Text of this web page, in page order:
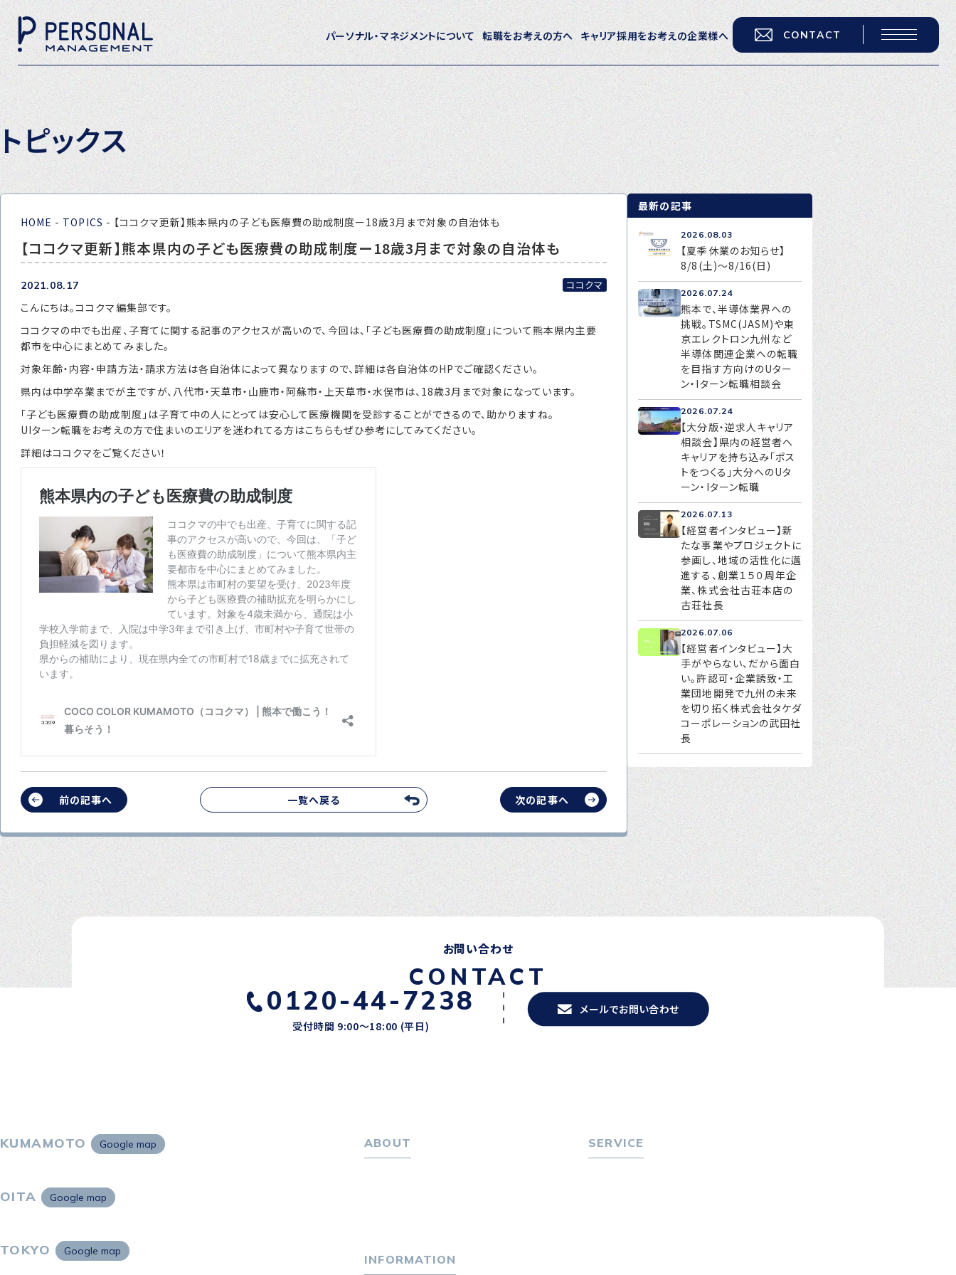
パーソナル・マネジメントについて 転職をお考えの方へ キャリア採用をお考えの企業様へ CONTACT
ホーム
パーソナル・マネジメントについて
会社概要
採用情報
トピックス
転職をお考えの方へ
転職エージェントサービス
転職相談会
転職者の声
キャリア採用をお考えの企業様へ
選ばれる４つの理由
４つの特長で解決
独自の採用スキーム
お問い合わせ
プライバシーポリシー
トピックス
HOME - TOPICS - 【ココクマ更新】熊本県内の子ども医療費の助成制度ー18歳3月まで対象の自治体も
【ココクマ更新】熊本県内の子ども医療費の助成制度ー18歳3月まで対象の自治体も
2021.08.17 ココクマ
こんにちは。ココクマ編集部です。
ココクマの中でも出産、子育てに関する記事のアクセスが高いので、今回は、「子ども医療費の助成制度」について熊本県内主要
都市を中心にまとめてみました。
対象年齢・内容・申請方法・請求方法は各自治体によって異なりますので、詳細は各自治体のHPでご確認ください。
県内は中学卒業までが主ですが、八代市・天草市・山鹿市・阿蘇市・上天草市・水俣市は、18歳3月まで対象になっています。
「子ども医療費の助成制度」は子育て中の人にとっては安心して医療機関を受診することができるので、助かりますね。
UIターン転職をお考えの方で住まいのエリアを迷われてる方はこちらもぜひ参考にしてみてください。
詳細はココクマをご覧ください！
前の記事へ 一覧へ戻る 次の記事へ
最新の記事
2026.08.03
【夏季休業のお知らせ】
8/8(土)～8/16(日)
2026.07.24
熊本で、半導体業界への
挑戦。TSMC(JASM)や東
京エレクトロン九州など
半導体関連企業への転職
を目指す方向けのUター
ン・Iターン転職相談会
2026.07.24
【大分版・逆求人キャリア
相談会】県内の経営者へ
キャリアを持ち込み「ポス
トをつくる」大分へのUタ
ーン・Iターン転職
2026.07.13
【経営者インタビュー】新
たな事業やプロジェクトに
参画し、地域の活性化に邁
進する、創業１５０周年企
業、株式会社古荘本店の
古荘社長
2026.07.06
【経営者インタビュー】大
手がやらない、だから面白
い。許認可・企業誘致・工
業団地開発で九州の未来
を切り拓く株式会社タケダ
コーポレーションの武田社
長
お問い合わせ
CONTACT
0120-44-7238
受付時間 9:00〜18:00 (平日)
メールでお問い合わせ
KUMAMOTO Google map
OITA Google map
TOKYO Google map
ABOUT
INFORMATION
SERVICE